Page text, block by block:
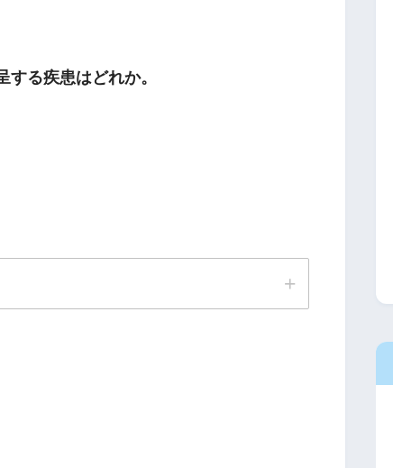
る疾患はどれか。